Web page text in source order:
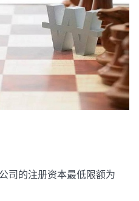
的注册资本最低限额为